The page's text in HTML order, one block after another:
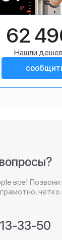
62
Нашли
все!
33-50